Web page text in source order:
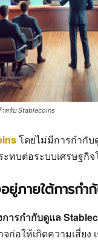
หรับ Stablecoins
โดยไม่มีการกำกับ
ทบต่อระบบเศรษฐกิจ
ยู่ภายใต้การกำ
ารกำกับดูแล
จก่อให้เกิดความเสี่ย